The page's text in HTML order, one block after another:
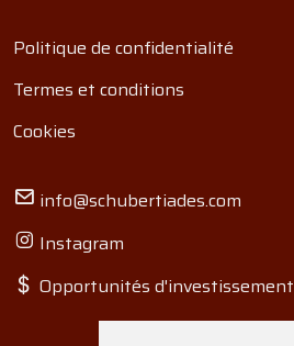
Politique de confidentialité
Termes et conditions
Cookies
info@schubertiades.com
Instagram
Opportunités d'investissement